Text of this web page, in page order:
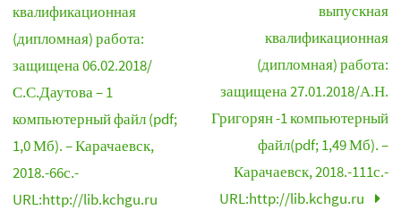
квалификационная
(дипломная) работа:
защищена 06.02.2018/
С.С.Даутова – 1
компьютерный файл (pdf;
1,0 Мб). – Карачаевск,
2018.-66с.-
URL:http://lib.kchgu.ru
выпускная
квалификационная
(дипломная) работа:
защищена 27.01.2018/А.Н.
Григорян -1 компьютерный
файл(pdf; 1,49 Мб). –
Карачаевск, 2018.-111с.-
URL:http://lib.kchgu.ru